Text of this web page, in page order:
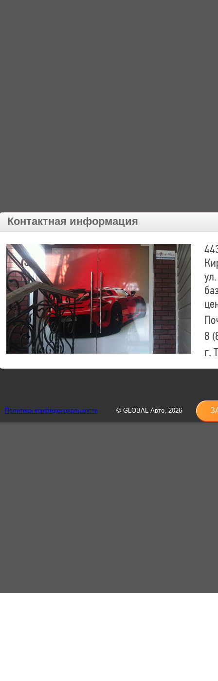
Контактная информация
8
г.
8
Политика конфиденциальности © GLOBAL-Авто, 2026